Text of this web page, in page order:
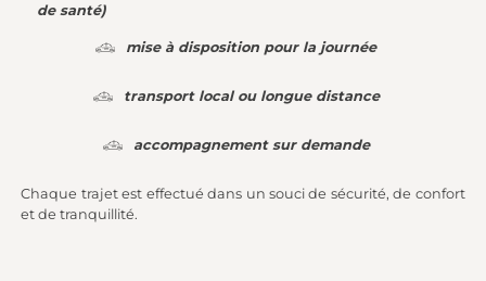
de santé)
mise à disposition pour la journée
transport local ou longue distance
accompagnement sur demande
Chaque trajet est effectué dans un souci de sécurité, de confort
et de tranquillité.